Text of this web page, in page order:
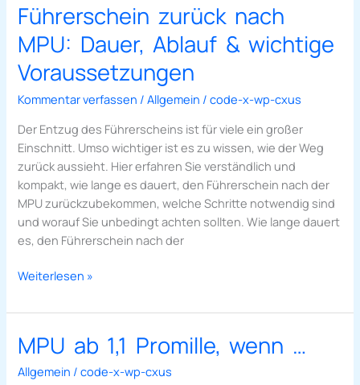
Führerschein zurück nach
MPU: Dauer, Ablauf & wichtige
Voraussetzungen
Kommentar verfassen /Allgemein /code-x-wp-cxus
Der Entzug des Führerscheins ist für viele ein großer
Einschnitt. Umso wichtiger ist es zu wissen, wie der Weg
zurück aussieht. Hier erfahren Sie verständlich und
kompakt, wie lange es dauert, den Führerschein nach der
MPU zurückzubekommen, welche Schritte notwendig sind
und worauf Sie unbedingt achten sollten. Wie lange dauert
es, den Führerschein nach der
Führerschein
zurück
nach
MPU:
Dauer,
Ablauf
&
wichtige
Voraussetzungen
Weiterlesen »
MPU ab 1,1 Promille, wenn …
Allgemein /code-x-wp-cxus
MPU
ab
1,1